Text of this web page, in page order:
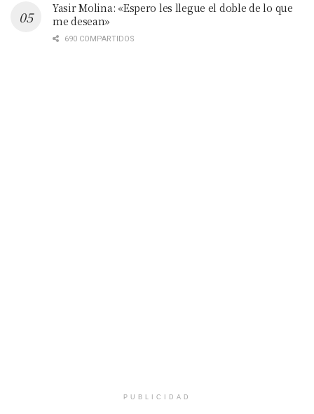
Yasir Molina: «Espero les llegue el doble de lo que
me desean»
690 COMPARTIDOS
PUBLICIDAD